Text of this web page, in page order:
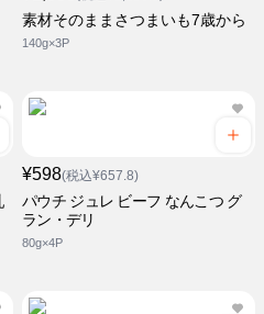
素材そのままさつまいも7歳から
140g×3P
¥598(税込¥657.8)
パウチ ジュレ ビーフ なんこつ グ
ラン・デリ
80g×4P